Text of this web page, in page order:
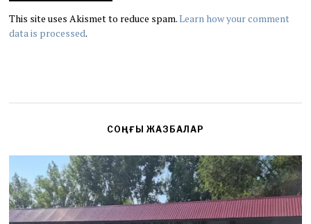
This site uses Akismet to reduce spam.Learn how your comment
data is processed.
СОҢҒЫ ЖАЗБАЛАР